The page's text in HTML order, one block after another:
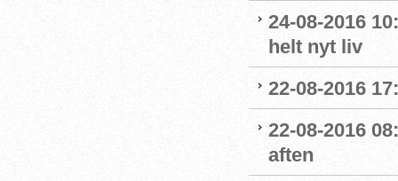
24-08-2016
helt nyt liv
22-08-2016
22-08-2016
aften